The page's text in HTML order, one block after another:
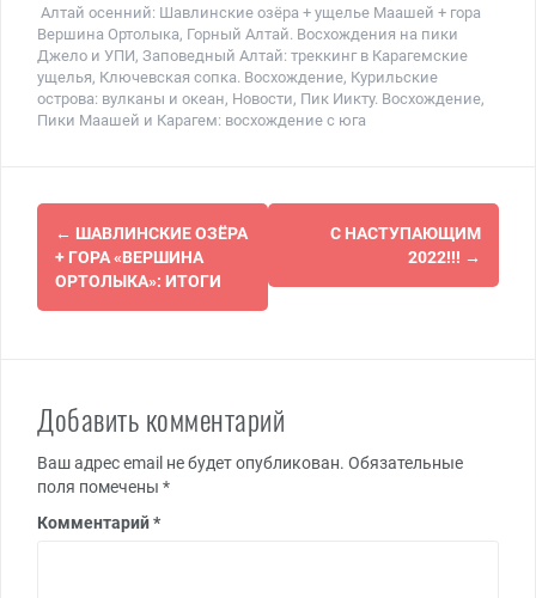
Алтай осенний: Шавлинские озёра + ущелье Маашей + гора
Вершина Ортолыка, Горный Алтай. Восхождения на пики
Джело и УПИ, Заповедный Алтай: треккинг в Карагемские
ущелья, Ключевская сопка. Восхождение, Курильские
острова: вулканы и океан, Новости, Пик Иикту. Восхождение,
Пики Маашей и Карагем: восхождение с юга
Навигация
по
записям
← ШАВЛИНСКИЕ ОЗЁРА
+ ГОРА «ВЕРШИНА
ОРТОЛЫКА»: ИТОГИ
С НАСТУПАЮЩИМ
2022!!! →
Добавить комментарий
Ваш адрес email не будет опубликован. Обязательные
поля помечены *
Комментарий*